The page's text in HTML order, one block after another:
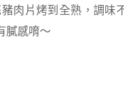
肉片烤到全熟，調味
膩感唷～